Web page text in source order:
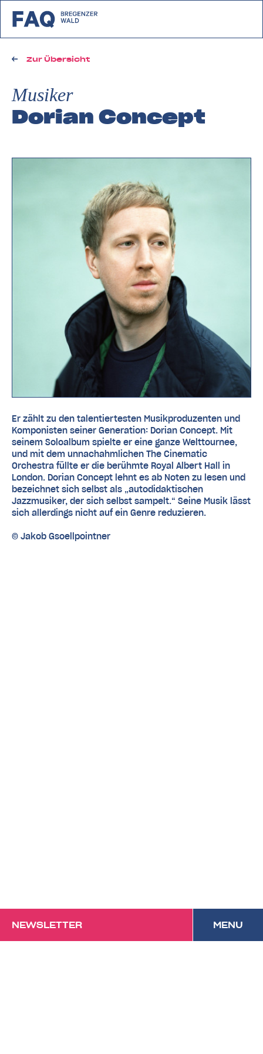
NEWSLETTER MENU
Zur Übersicht
Musiker
Dorian Concept
Er zählt zu den talentiertesten Musikproduzenten und
Komponisten seiner Generation: Dorian Concept. Mit
seinem Soloalbum spielte er eine ganze Welttournee,
und mit dem unnachahmlichen The Cinematic
Orchestra füllte er die berühmte Royal Albert Hall in
London. Dorian Concept lehnt es ab Noten zu lesen und
bezeichnet sich selbst als „autodidaktischen
Jazzmusiker, der sich selbst sampelt.“ Seine Musik lässt
sich allerdings nicht auf ein Genre reduzieren.
© Jakob Gsoellpointner